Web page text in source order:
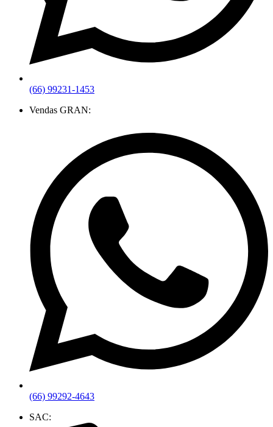
(66) 99231-1453
Vendas GRAN:
(66) 99292-4643
SAC: